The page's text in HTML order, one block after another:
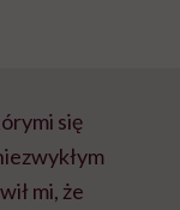
się
mi, że